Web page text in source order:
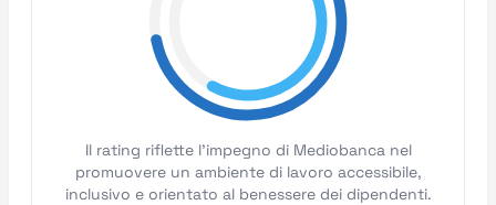
Il rating riflette l'impegno di Mediobanca nel
promuovere un ambiente di lavoro accessibile,
inclusivo e orientato al benessere dei dipendenti.